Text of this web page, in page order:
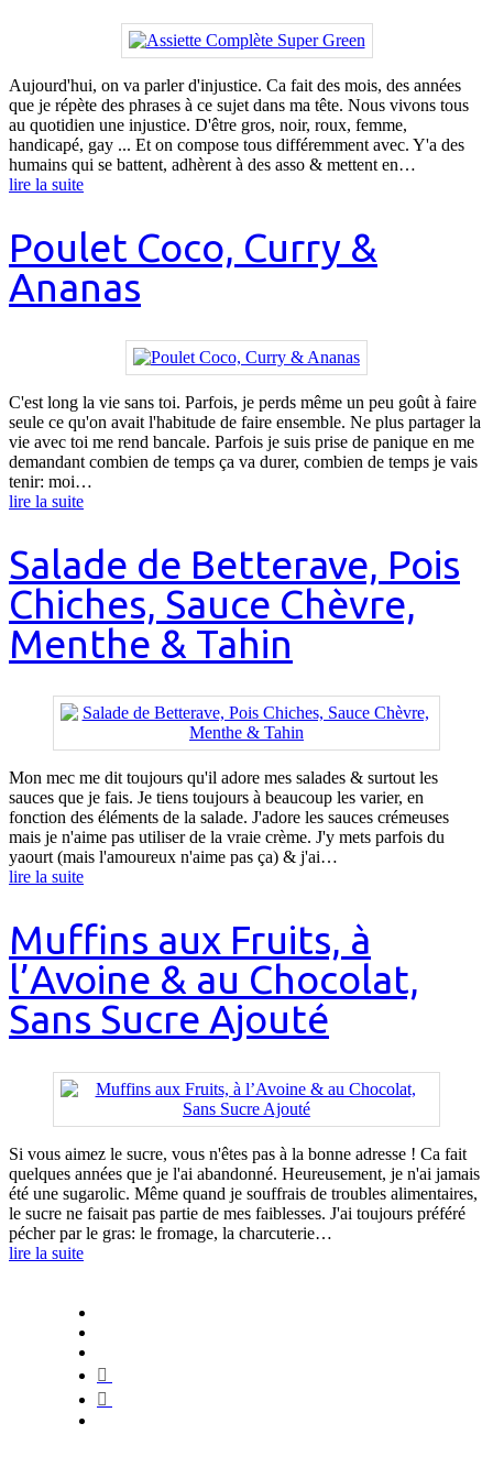
Aujourd'hui, on va parler d'injustice. Ca fait des mois, des années
que je répète des phrases à ce sujet dans ma tête. Nous vivons tous
au quotidien une injustice. D'être gros, noir, roux, femme,
handicapé, gay ... Et on compose tous différemment avec. Y'a des
humains qui se battent, adhèrent à des asso & mettent en…
lire la suite
Poulet Coco, Curry &
Ananas
C'est long la vie sans toi. Parfois, je perds même un peu goût à faire
seule ce qu'on avait l'habitude de faire ensemble. Ne plus partager la
vie avec toi me rend bancale. Parfois je suis prise de panique en me
demandant combien de temps ça va durer, combien de temps je vais
tenir: moi…
lire la suite
Salade de Betterave, Pois
Chiches, Sauce Chèvre,
Menthe & Tahin
Mon mec me dit toujours qu'il adore mes salades & surtout les
sauces que je fais. Je tiens toujours à beaucoup les varier, en
fonction des éléments de la salade. J'adore les sauces crémeuses
mais je n'aime pas utiliser de la vraie crème. J'y mets parfois du
yaourt (mais l'amoureux n'aime pas ça) & j'ai…
lire la suite
Muffins aux Fruits, à
l’Avoine & au Chocolat,
Sans Sucre Ajouté
Si vous aimez le sucre, vous n'êtes pas à la bonne adresse ! Ca fait
quelques années que je l'ai abandonné. Heureusement, je n'ai jamais
été une sugarolic. Même quand je souffrais de troubles alimentaires,
le sucre ne faisait pas partie de mes faiblesses. J'ai toujours préféré
pécher par le gras: le fromage, la charcuterie…
lire la suite